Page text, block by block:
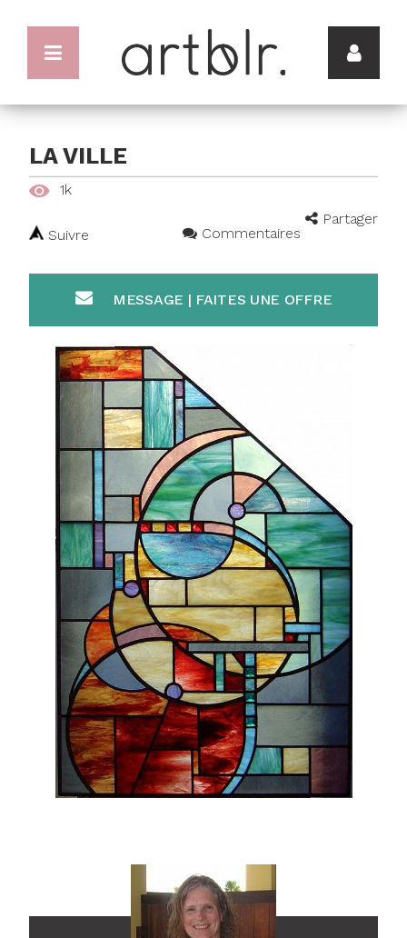
LA VILLE
1k
Partager
Suivre
Commentaires
MESSAGE | FAITES UNE OFFRE